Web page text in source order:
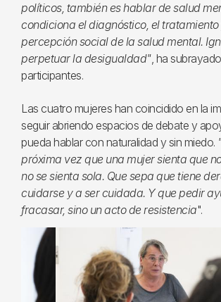
políticos, también es hablar de salud
condiciona el diagnóstico, el tratamiento
percepción social de la salud mental.
perpetuar la desigualdad", ha
participantes.
Las cuatro mujeres han coincidido en la
seguir abriendo espacios de debate y
pueda hablar con naturalidad y sin miedo.
próxima vez que una mujer sienta que
no se sienta sola. Que sepa que tiene
cuidarse y a ser cuidada. Y que pedir
fracasar, sino un acto de resistencia".